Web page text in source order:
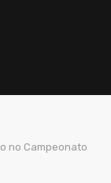
no Campeonato